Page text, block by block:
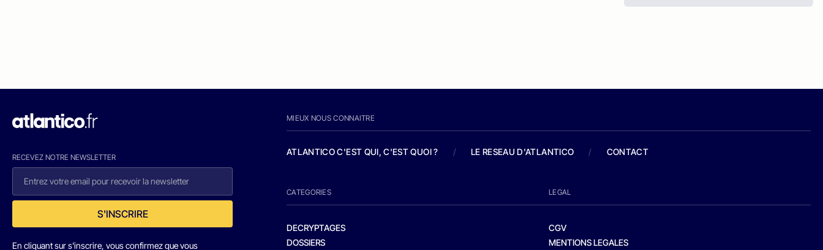
RECEVEZ NOTRE NEWSLETTER
S'INSCRIRE
En cliquant sur s'inscrire, vous confirmez que vous
MIEUX NOUS CONNAITRE
ATLANTICO C'EST QUI, C'EST QUOI ? / LE RESEAU D'ATLANTICO / CONTACT
CATEGORIES
DECRYPTAGES
DOSSIERS
LEGAL
CGV
MENTIONS LEGALES